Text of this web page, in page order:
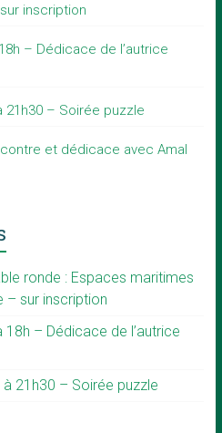
inscription
– Dédicace de l’autrice
21h30 – Soirée puzzle
et dédicace avec Amal
ronde : Espaces maritimes
– sur inscription
– Dédicace de l’autrice
21h30 – Soirée puzzle